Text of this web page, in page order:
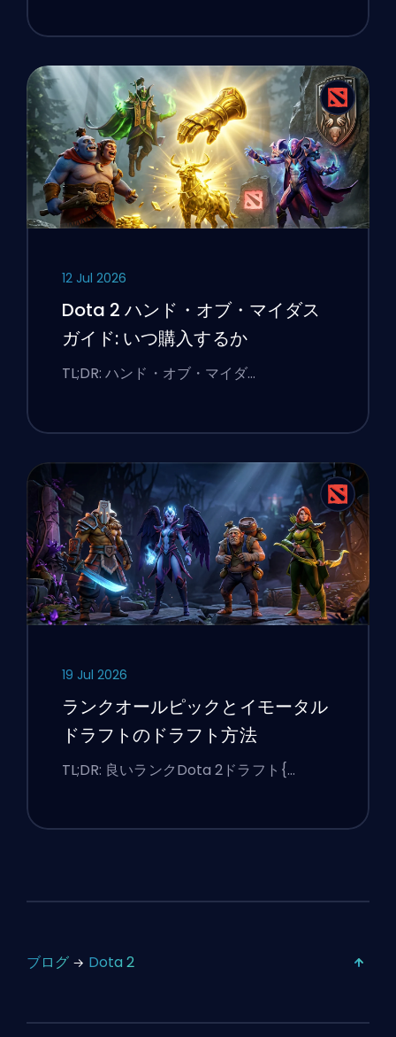
12 Jul 2026
Dota 2 ハンド・オブ・マイダス
ガイド: いつ購入するか
TL;DR: ハンド・オブ・マイダ…
19 Jul 2026
ランクオールピックとイモータル
ドラフトのドラフト方法
TL;DR: 良いランクDota 2ドラフト{…
ブログ Dota 2